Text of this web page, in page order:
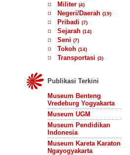
Militer (4)
Negeri/Daerah (19)
Pribadi (7)
Sejarah (14)
Seni (7)
Tokoh (14)
Transportasi (3)
Publikasi Terkini
Museum Benteng
Vredeburg Yogyakarta
Museum UGM
Museum Pendidikan
Indonesia
Museum Kareta Karaton
Ngayogyakarta